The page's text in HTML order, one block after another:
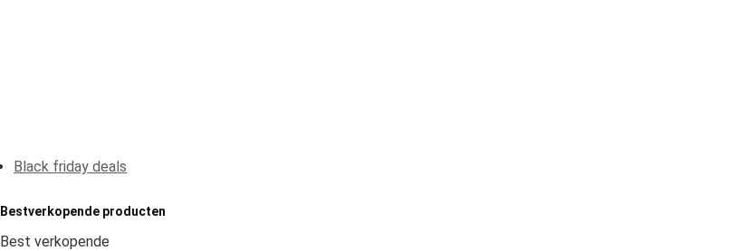
Black friday deals
Bestverkopende producten
Best verkopende